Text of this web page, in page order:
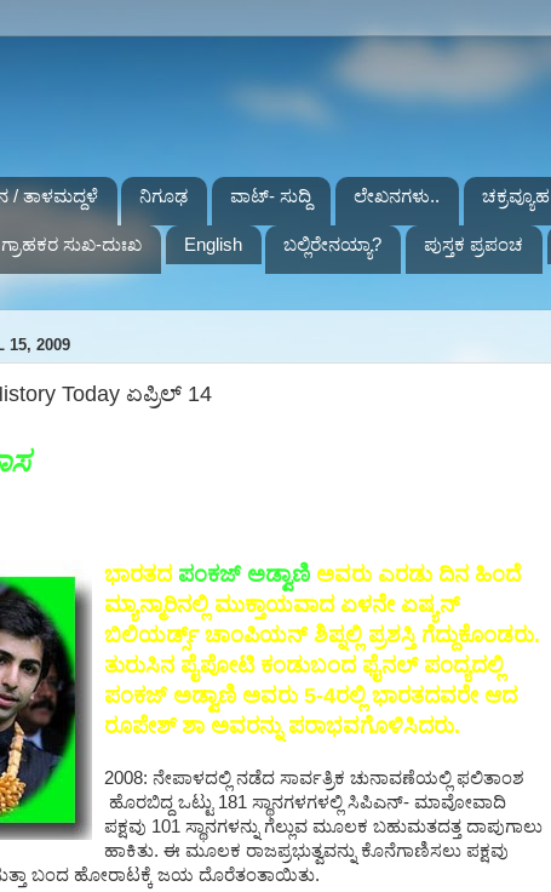
/ ತಾಳಮದ್ದಳೆ ನಿಗೂಢ ವಾಟ್- ಸುದ್ದಿ ಲೇಖನಗಳು.. ಚಕ್ರವ್ಯೂಹ
ಗ್ರಾಹಕರ ಸುಖ-ದುಃಖ English ಬಲ್ಲಿರೇನಯ್ಯಾ? ಪುಸ್ತಕ ಪ್ರಪಂಚ
15, 2009
Today ಏಪ್ರಿಲ್ 14
ಭಾರತದ ಪಂಕಜ್ ಅಡ್ವಾಣಿ ಅವರು ಎರಡು ದಿನ ಹಿಂದೆ
ಮ್ಯಾನ್ಮಾರಿನಲ್ಲಿ ಮುಕ್ತಾಯವಾದ ಏಳನೇ ಏಷ್ಯನ್
ಬಿಲಿಯರ್ಡ್ಸ್ ಚಾಂಪಿಯನ್ ಶಿಪ್ನಲ್ಲಿ ಪ್ರಶಸ್ತಿ ಗೆದ್ದುಕೊಂಡರು.
ತುರುಸಿನ ಪೈಪೋಟಿ ಕಂಡುಬಂದ ಫೈನಲ್ ಪಂದ್ಯದಲ್ಲಿ
ಪಂಕಜ್ ಅಡ್ವಾಣಿ ಅವರು 5-4ರಲ್ಲಿ ಭಾರತದವರೇ ಆದ
ರೂಪೇಶ್ ಶಾ ಅವರನ್ನು ಪರಾಭವಗೊಳಿಸಿದರು.
2008: ನೇಪಾಳದಲ್ಲಿ ನಡೆದ ಸಾರ್ವತ್ರಿಕ ಚುನಾವಣೆಯಲ್ಲಿ ಫಲಿತಾಂಶ
ಹೊರಬಿದ್ದ ಒಟ್ಟು 181 ಸ್ಥಾನಗಳಗಳಲ್ಲಿ ಸಿಪಿಎನ್- ಮಾವೋವಾದಿ
ಪಕ್ಷವು 101 ಸ್ಥಾನಗಳನ್ನು ಗೆಲ್ಲುವ ಮೂಲಕ ಬಹುಮತದತ್ತ ದಾಪುಗಾಲು
ಹಾಕಿತು. ಈ ಮೂಲಕ ರಾಜಪ್ರಭುತ್ವವನ್ನು ಕೊನೆಗಾಣಿಸಲು ಪಕ್ಷವು
ಬಂದ ಹೋರಾಟಕ್ಕೆ ಜಯ ದೊರೆತಂತಾಯಿತು.